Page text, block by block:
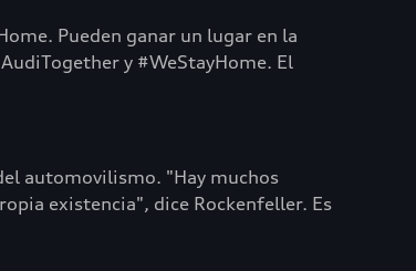
Pueden ganar un lugar en la
y #WeStayHome. El
automovilismo. "Hay muchos
existencia", dice Rockenfeller. Es